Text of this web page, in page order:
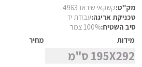
פרסי מוד
פרסי נהין
פרסי סראפי
מק"ט:קשקאי שיראז 4963
טכניקת אריגה:עבודת יד
סיב השטיח:100% צמר
מידות
מחיר
195X292 ס"מ